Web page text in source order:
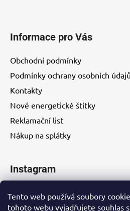
Tento web používá soubory
tohoto webu vyjadřujete souhlas
Informace pro Vás
Obchodní podmínky
Podmínky ochrany osobních údajů
Kontakty
Nové energetické štítky
Reklamační list
Nákup na splátky
Instagram